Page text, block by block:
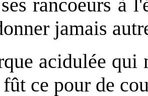
rancoeurs à
jamais
acidulée qui
ce pour de